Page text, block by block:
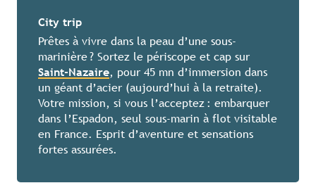
City trip
Prêtes à vivre dans la peau d’une sous-
marinière ? Sortez le périscope et cap sur
Saint-Nazaire, pour 45 mn d’immersion dans
un géant d’acier (aujourd’hui à la retraite).
Votre mission, si vous l’acceptez : embarquer
dans l’Espadon, seul sous-marin à flot visitable
en France. Esprit d’aventure et sensations
fortes assurées.